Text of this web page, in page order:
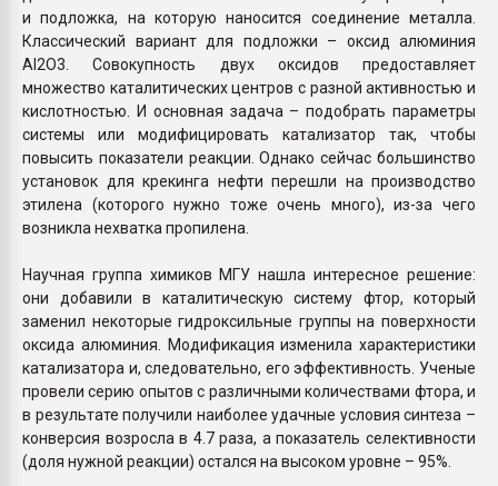
и подложка, на которую наносится соединение металла.
Классический вариант для подложки – оксид алюминия
Al2O3. Совокупность двух оксидов предоставляет
множество каталитических центров с разной активностью и
кислотностью. И основная задача – подобрать параметры
системы или модифицировать катализатор так, чтобы
повысить показатели реакции. Однако сейчас большинство
установок для крекинга нефти перешли на производство
этилена (которого нужно тоже очень много), из-за чего
возникла нехватка пропилена.
Научная группа химиков МГУ нашла интересное решение:
они добавили в каталитическую систему фтор, который
заменил некоторые гидроксильные группы на поверхности
оксида алюминия. Модификация изменила характеристики
катализатора и, следовательно, его эффективность. Ученые
провели серию опытов с различными количествами фтора, и
в результате получили наиболее удачные условия синтеза –
конверсия возросла в 4.7 раза, а показатель селективности
(доля нужной реакции) остался на высоком уровне – 95%.